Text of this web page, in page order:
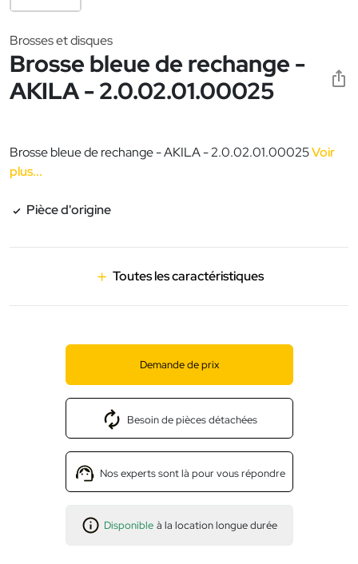
Brosses et disques
Brosse bleue de rechange -
AKILA - 2.0.02.01.00025
Brosse bleue de rechange - AKILA - 2.0.02.01.00025Voir
plus...
Pièce d'origine
Toutes les caractéristiques
Demande de prix
Besoin de pièces détachées
Nos experts sont là pour vous répondre
Disponible à la location longue durée